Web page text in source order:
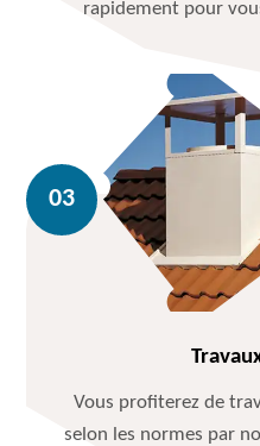
rapidement pour
Vous profiterez de
selon les normes par